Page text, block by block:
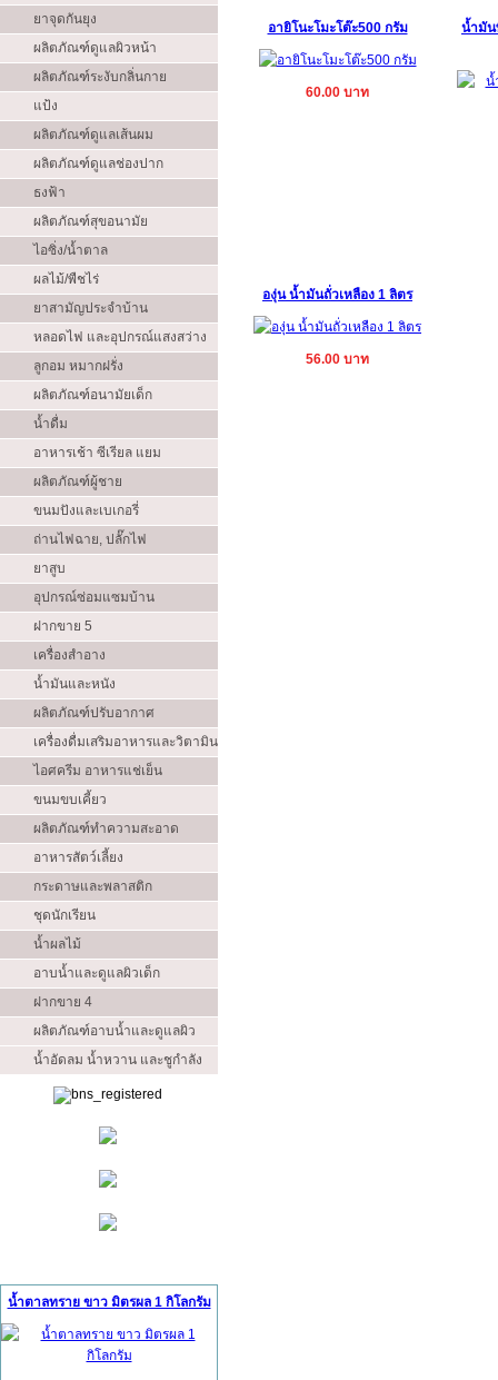
ยาจุดกันยุง
ผลิตภัณฑ์ดูแลผิวหน้า
ผลิตภัณฑ์ระงับกลิ่นกาย
แป้ง
ผลิตภัณฑ์ดูแลเส้นผม
ผลิตภัณฑ์ดูแลช่องปาก
ธงฟ้า
ผลิตภัณฑ์สุขอนามัย
ไอซิ่ง/น้ำตาล
ผลไม้/พืชไร่
ยาสามัญประจำบ้าน
หลอดไฟ และอุปกรณ์แสงสว่าง
ลูกอม หมากฝรั่ง
ผลิตภัณฑ์อนามัยเด็ก
น้ำดื่ม
อาหารเช้า ซีเรียล แยม
ผลิตภัณฑ์ผู้ชาย
ขนมปังและเบเกอรี่
ถ่านไฟฉาย, ปลั๊กไฟ
ยาสูบ
อุปกรณ์ซ่อมแซมบ้าน
ฝากขาย 5
เครื่องสำอาง
น้ำมันและหนัง
ผลิตภัณฑ์ปรับอากาศ
เครื่องดื่มเสริมอาหารและวิตามิน
ไอศครีม อาหารแช่เย็น
ขนมขบเคี้ยว
ผลิตภัณฑ์ทำความสะอาด
อาหารสัตว์เลี้ยง
กระดาษและพลาสติก
ชุดนักเรียน
น้ำผลไม้
อาบน้ำและดูแลผิวเด็ก
ฝากขาย 4
ผลิตภัณฑ์อาบน้ำและดูแลผิว
น้ำอัดลม น้ำหวาน และชูกำลัง
น้ำตาลทราย ขาว มิตรผล 1 กิโลกรัม
อายิโนะโมะโต๊ะ500 กรัม
60.00 บาท
น้ำมัน
องุ่น น้ำมันถั่วเหลือง 1 ลิตร
56.00 บาท